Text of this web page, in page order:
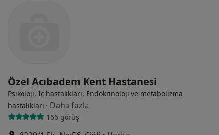
Özel Acıbadem Kent Hastanesi
Psikoloji, İç hastalıkları, Endokrinoloji ve metabolizma
hastalıkları · Daha fazla
166 görüş